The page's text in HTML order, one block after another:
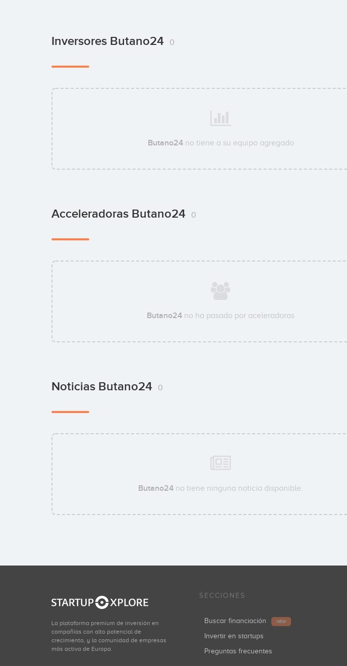
Inversores Butano24 0
Butano24no tiene a su equipo agregado
Acceleradoras Butano24 0
Butano24 no ha pasado por aceleradoras
Noticias Butano24 0
Butano24 no tiene ninguna noticia disponible.
La plataforma premium de inversión en
compañías con alto potencial de
crecimiento, y la comunidad de empresas
más activa de Europa.
SECCIONES
Buscar financiación NEW
Invertir en startups
Preguntas frecuentes